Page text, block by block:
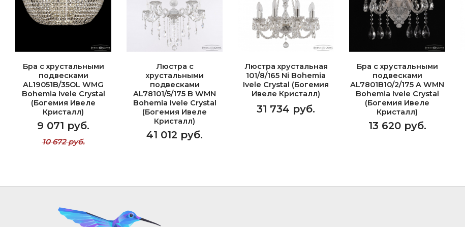
Бра с хрустальными
подвесками
AL19051B/35OL WMG
Bohemia Ivele Crystal
(Богемия Ивеле
Кристалл)
9 071 руб.
10 672 руб.
Люстра с
хрустальными
подвесками
AL78101/5/175 B WMN
Bohemia Ivele Crystal
(Богемия Ивеле
Кристалл)
41 012 руб.
Люстра хрустальная
101/8/165 Ni Bohemia
Ivele Crystal (Богемия
Ивеле Кристалл)
31 734 руб.
Бра с хрустальными
подвесками
AL7801B10/2/175 A WMN
Bohemia Ivele Crystal
(Богемия Ивеле
Кристалл)
13 620 руб.